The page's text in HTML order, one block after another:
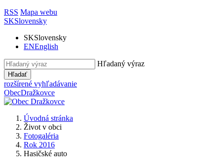
RSS Mapa webu
SKSlovensky
SKSlovensky
ENEnglish
Hľadaný výraz
Hľadať
rozšírené vyhľadávanie
ObecDražkovce
Úvodná stránka
Život v obci
Fotogaléria
Rok 2016
Hasičské auto